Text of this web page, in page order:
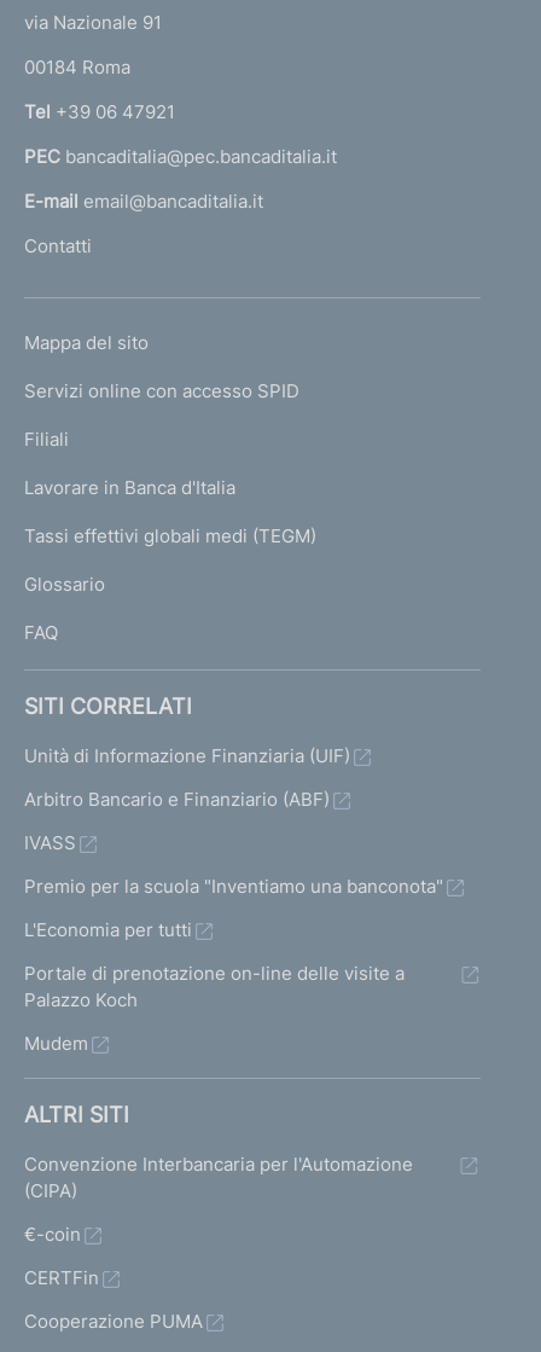
r
n
a
l
'
m
e
a
g
via Nazionale 91
00184 Roma
Tel +39 06 47921
PEC bancaditalia@pec.bancaditalia.it
E-mail email@bancaditalia.it
Contatti
L
N
K
T
I
I
Mappa del sito
Servizi online con accesso SPID
Filiali
Lavorare in Banca d'Italia
Tassi effettivi globali medi (TEGM)
Glossario
FAQ
SITI CORRELATI
Unità di Informazione Finanziaria (UIF)
Arbitro Bancario e Finanziario (ABF)
IVASS
Premio per la scuola "Inventiamo una banconota"
L'Economia per tutti
Portale di prenotazione on-line delle visite a
Palazzo Koch
Mudem
ALTRI SITI
Convenzione Interbancaria per l'Automazione
(CIPA)
€-coin
CERTFin
Cooperazione PUMA